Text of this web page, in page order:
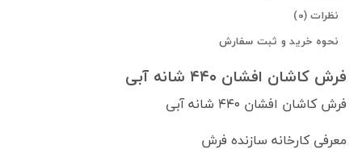
نظرات (0)
نحوه خرید و ثبت سفارش
فرش کاشان افشان ۴۴۰ شانه آبی
فرش کاشان افشان ۴۴۰ شانه آبی
معرفی کارخانه سازنده فرش